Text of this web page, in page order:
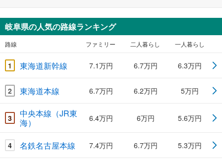
岐阜県の人気の路線ランキング
路線 ファミリー 二人暮らし 一人暮らし
1 東海道新幹線 7.1万円 6.7万円 6.3万円
2 東海道本線 6.7万円 6.2万円 5万円
3
中央本線（JR東
海）
6.4万円 6万円 5.6万円
4 名鉄名古屋本線 7.4万円 6.7万円 5.3万円